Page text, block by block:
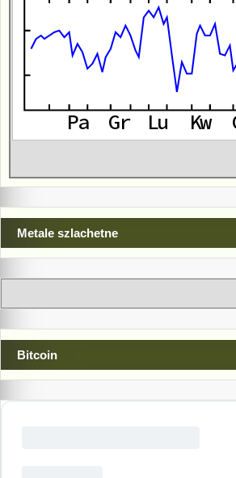
Metale szlachetne
Bitcoin